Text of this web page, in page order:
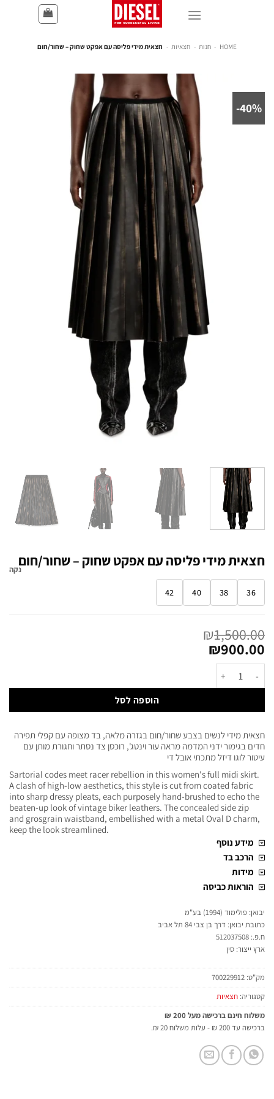
HOME
- חנות - חצאיות - חצאית מידי פליסה עם אפקט שחוק – שחור/חום
40%-
חצאית מידי פליסה עם אפקט שחוק – שחור/חום
36
38
40
42
נקה
₪1,500.00
₪900.00
הוספה לסל
חצאית מידי לנשים בצבע שחור/חום בגזרה מלאה, בד מצופה עם קפלי תפירה
חדים בגימור ידני המדמה מראה עור וינטג', רוכסן צד נסתר וחגורת מותן עם
עיטור לוגו דיזל מתכתי אובל די
Sartorial codes meet racer rebellion in this women's full midi skirt.
A clash of high-low aesthetics, this style is cut from coated fabric
into sharp dressy pleats, each purposely hand-brushed to echo the
beaten-up look of vintage biker leathers. The concealed side zip
and grosgrain waistband, embellished with a metal Oval D charm,
keep the look streamlined.
מידע נוסף
הרכב בד
מידות
הוראות כביסה
יבואן: פולימוד (1994) בע"מ
כתובת יבואן: דרך בן צבי 84 תל אביב
ח.פ.: 512037508
ארץ ייצור: סין
מק"ט: 700229912
קטגוריה: חצאיות
משלוח חינם ברכישה מעל 200 ₪
ברכישה עד 200 ₪ - עלות משלוח 20 ₪.